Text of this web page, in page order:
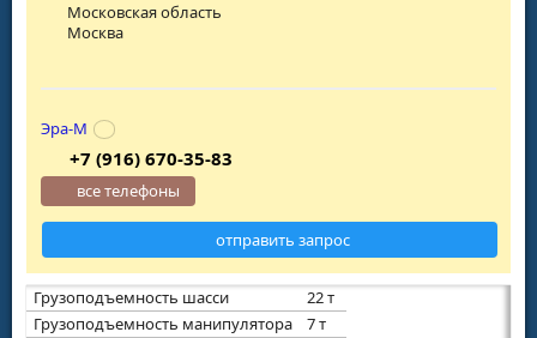
Грузоподъемность шасси
22 т
Грузоподъемность манипулятора
7 т
Московская область
Москва
Эра-М
+7 (916) 670-35-83
все телефоны
отправить запрос